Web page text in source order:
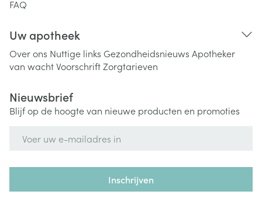
FAQ
Uw apotheek
Over ons Nuttige links Gezondheidsnieuws Apotheker
van wachtVoorschriftZorgtarieven
Nieuwsbrief
Blijf op de hoogte van nieuwe producten en promoties
Inschrijven